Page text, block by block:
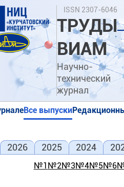
Перейти
основному
содержанию
ISSN 2307-6046
ТРУДЫ
ВИАМ
Научно-
технический
журнал
Все выпуски
2026 2025 2024
№1 №2№3№4№5№6